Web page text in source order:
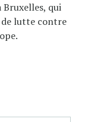
qui
lutte contre